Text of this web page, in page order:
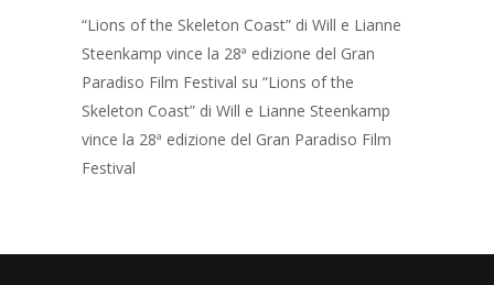
“Lions of the Skeleton Coast” di Will e Lianne
Steenkamp vince la 28ª edizione del Gran
Paradiso Film Festival su “Lions of the
Skeleton Coast” di Will e Lianne Steenkamp
vince la 28ª edizione del Gran Paradiso Film
Festival